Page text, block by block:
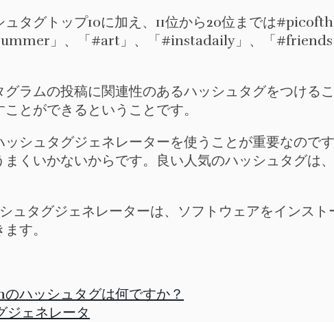
タグトップ10に加え、11位から20位までは
」、「#art」、「#instadaily」、「#friends
ラムの投稿に関連性のあるハッシュタグをつける
とができるということです。
シュタグジェネレーターを使うことが重要なので
くいかないからです。良い人気のハッシュタグは
ュタグジェネレーターは、ソフトウェアをインスト
す。
ハッシュタグは何ですか？
ェネレータ